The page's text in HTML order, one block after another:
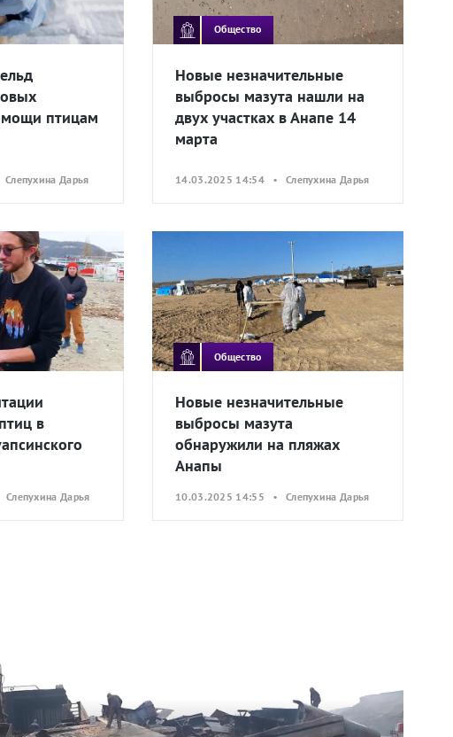
птицам
Дарья
Общество
Новые незначительные
выбросы мазута нашли на
двух участках в Анапе 14
марта
14.03.2025 14:54 • Слепухина Дарья
в
Дарья
Общество
Новые незначительные
выбросы мазута
обнаружили на пляжах
Анапы
10.03.2025 14:55 • Слепухина Дарья